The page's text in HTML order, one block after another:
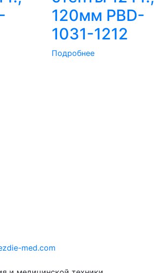
120мм PBD-
1031-1212
Подробнее
med.com